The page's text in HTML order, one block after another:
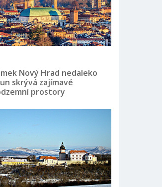
Nový Hrad nedaleko
skrývá zajímavé
prostory